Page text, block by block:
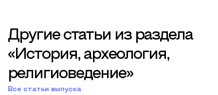
Другие статьи из раздела
«История, археология,
религиоведение»
Все статьи выпуска